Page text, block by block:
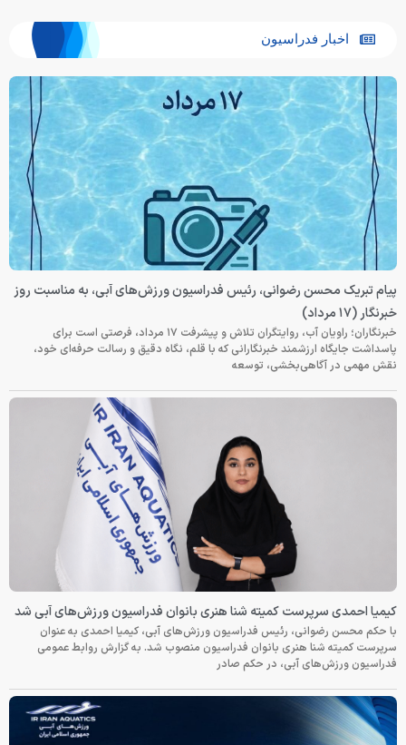
اخبار فدراسیون
پیام تبریک محسن رضوانی، رئیس فدراسیون ورزش‌های آبی، به مناسبت روز
خبرنگار (۱۷ مرداد)
خبرنگاران؛ راویان آب، روایتگران تلاش و پیشرفت ۱۷ مرداد، فرصتی است برای
پاسداشت جایگاه ارزشمند خبرنگارانی که با قلم، نگاه دقیق و رسالت حرفه‌ای خود،
نقش مهمی در آگاهی‌بخشی، توسعه
کیمیا احمدی سرپرست کمیته شنا هنری بانوان فدراسیون ورزش‌های آبی شد
با حکم محسن رضوانی، رئیس فدراسیون ورزش‌های آبی، کیمیا احمدی به عنوان
سرپرست کمیته شنا هنری بانوان فدراسیون منصوب شد. به گزارش روابط عمومی
فدراسیون ورزش‌های آبی، در حکم صادر